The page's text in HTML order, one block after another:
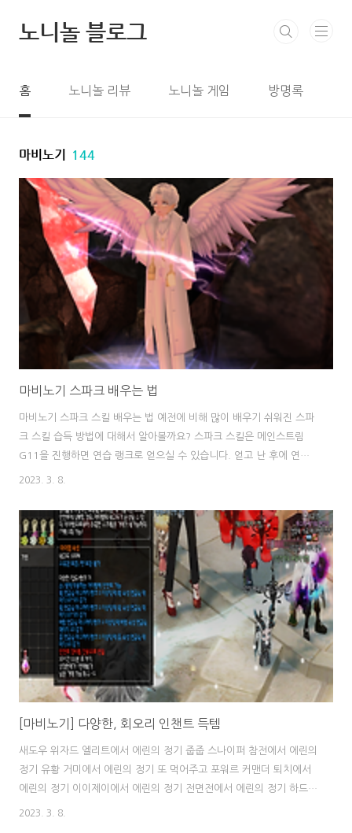
노니놀 블로그
홈 노니놀 리뷰 노니놀 게임 방명록
마비노기 144
마비노기 스파크 배우는 법
마비노기 스파크 스킬 배우는 법 예전에 비해 많이 배우기 쉬워진 스파
크 스킬 습득 방법에 대해서 알아볼까요? 스파크 스킬은 메인스트림
G11을 진행하면 연습 랭크로 얻으실 수 있습니다. 얻고 난 후에 연습
랭크에서 -> F랭크로 정식 습득할 때는 두가지 방법이 있는데요, 하나
전압의 증폭에 대한 연구' 페이지를 1페이지부터 10페이지까지 모아서
습득하는 방법 두가지가 있습니다. 요즘은 스킬 수련 인장이 많이 저렴
해졌으므로 전자인 스킬 수련 인장으로 미는 방법이 선호되고 있습니
다. 50인장 두개해도 200~300숲 미만이므로 스파크 스킬 페이지 중
에서 가장 비싼 4페이지의 가격과 비교해서 보다 경제적이라면 스킬 수
련 인장으로 밀어버리시는..
2023. 3. 8.
[마비노기] 다양한, 회오리 인챈트 득템
새도우 위자드 엘리트에서 에린의 정기 줍줍 스나이퍼 참전에서 에린의
정기 유황 거미에서 에린의 정기 또 먹어주고 포워르 커맨더 퇴치에서
에린의 정기 이이제이에서 에린의 정기 전면전에서 에린의 정기 하드
일반 훈련석도 먹어주고 남아있는 어둠에서 기사단의 장 훈련석 먹어주
2023. 3. 8.